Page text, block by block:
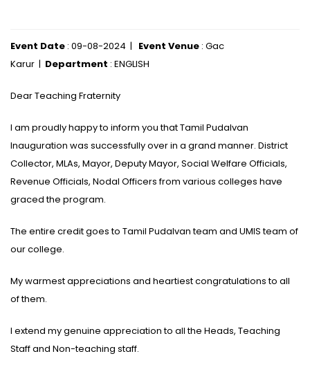
Event Date : 09-08-2024 | Event Venue : Gac
Karur | Department : ENGLISH
Dear Teaching Fraternity
I am proudly happy to inform you that Tamil Pudalvan
Inauguration was successfully over in a grand manner. District
Collector, MLAs, Mayor, Deputy Mayor, Social Welfare Officials,
Revenue Officials, Nodal Officers from various colleges have
graced the program.
The entire credit goes to Tamil Pudalvan team and UMIS team of
our college.
My warmest appreciations and heartiest congratulations to all
of them.
I extend my genuine appreciation to all the Heads, Teaching
Staff and Non-teaching staff.